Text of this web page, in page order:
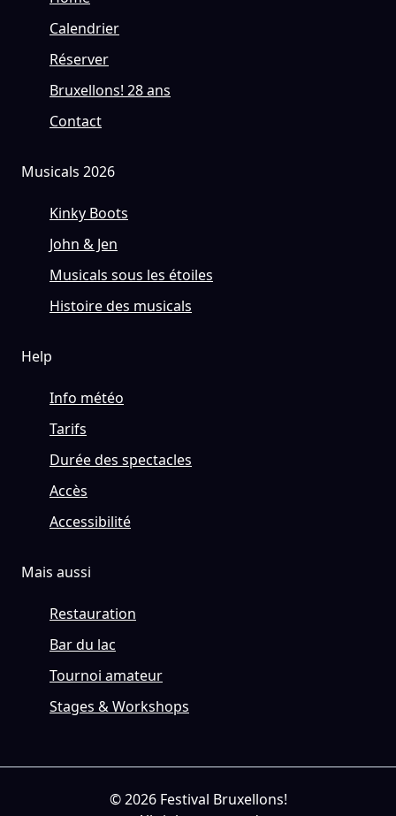
Calendrier
Réserver
Bruxellons! 28 ans
Contact
Musicals 2026
Kinky Boots
John & Jen
Musicals sous les étoiles
Histoire des musicals
Help
Info météo
Tarifs
Durée des spectacles
Accès
Accessibilité
Mais aussi
Restauration
Bar du lac
Tournoi amateur
Stages & Workshops
© 2026 Festival Bruxellons!